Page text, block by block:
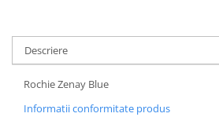
Descriere
Rochie Zenay Blue
Informatii conformitate produs